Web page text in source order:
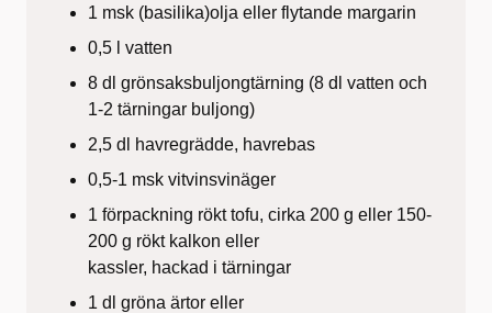
1 msk (basilika)olja eller flytande margarin
0,5 l vatten
8 dl grönsaksbuljongtärning (8 dl vatten och
1-2 tärningar buljong)
2,5 dl havregrädde, havrebas
0,5-1 msk vitvinsvinäger
1 förpackning rökt tofu, cirka 200 g eller 150-
200 g rökt kalkon eller
kassler, hackad i tärningar
1 dl gröna ärtor eller